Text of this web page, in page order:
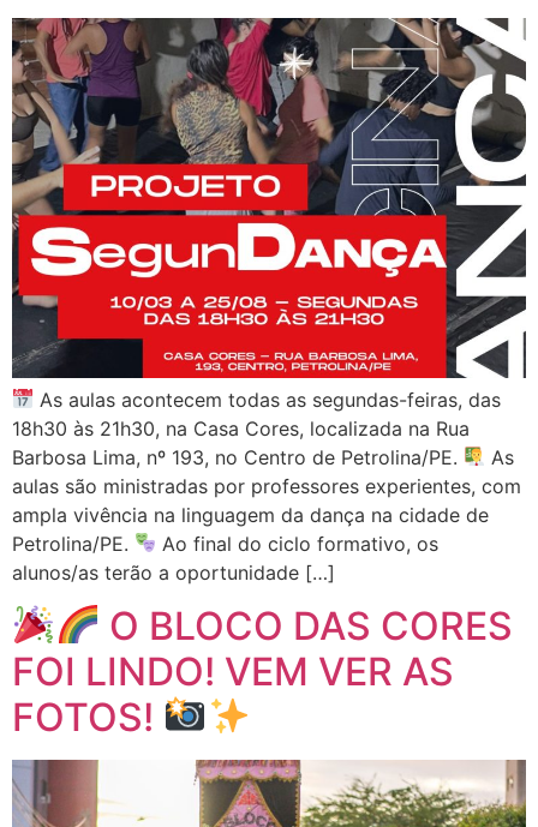
As aulas acontecem todas as segundas-feiras, das
18h30 às 21h30, na Casa Cores, localizada na Rua
Barbosa Lima, nº 193, no Centro de Petrolina/PE.
As
aulas são ministradas por professores experientes, com
ampla vivência na linguagem da dança na cidade de
Petrolina/PE.
Ao final do ciclo formativo, os
alunos/as terão a oportunidade […]
O BLOCO DAS CORES
FOI LINDO! VEM VER AS
FOTOS!